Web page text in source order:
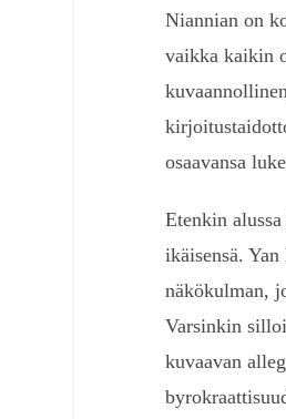
Niannian on
vaikka kaikin
osaavansa
Etenkin
ikäisensä.
näkökulman,
Varsinkin
kuvaavan